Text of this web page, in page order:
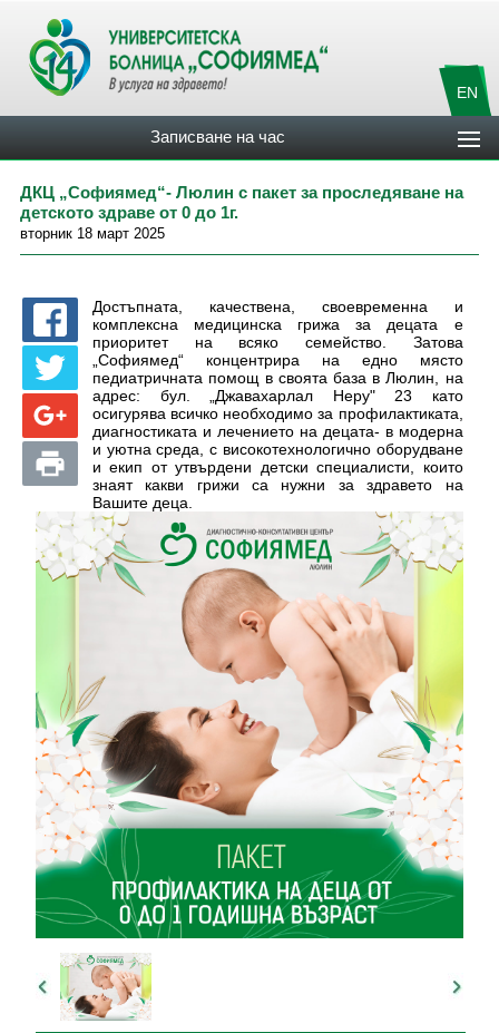
EN
Записване на час
ДКЦ „Софиямед“- Люлин с пакет за проследяване на
детското здраве от 0 до 1г.
вторник 18 март 2025
Достъпната, качествена, своевременна и
комплексна медицинска грижа за децата е
приоритет на всяко семейство. Затова
„Софиямед“ концентрира на едно място
педиатричната помощ в своята база в Люлин, на
адрес: бул. „Джавахарлал Неру" 23 като
осигурява всичко необходимо за профилактиката,
диагностиката и лечението на децата- в модерна
и уютна среда, с високотехнологично оборудване
и екип от утвърдени детски специалисти, които
знаят какви грижи са нужни за здравето на
Вашите деца.